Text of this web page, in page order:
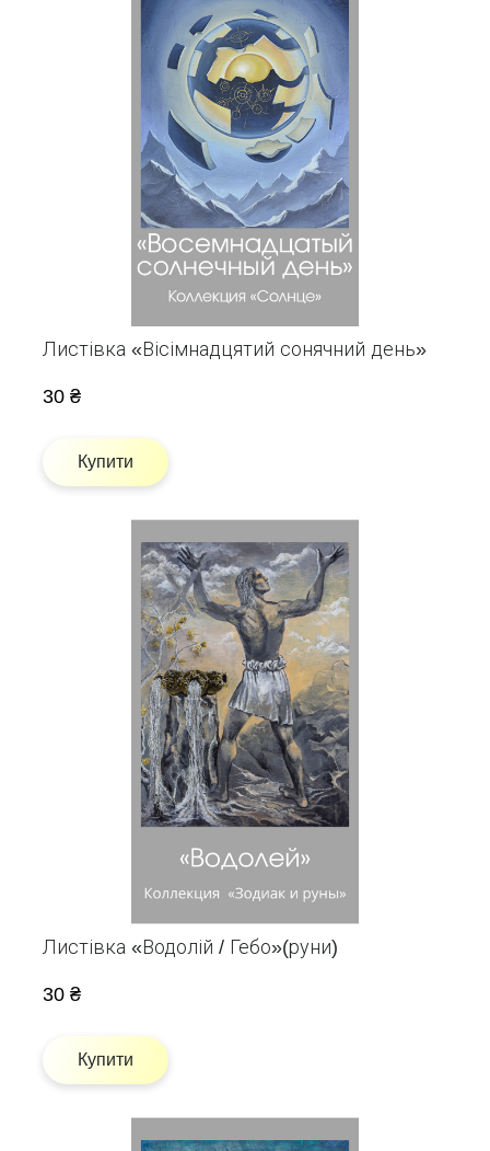
Листівка «Вісімнадцятий сонячний день»
30 ₴
Купити
Листівка «Водолій / Гебо»(руни)
30 ₴
Купити